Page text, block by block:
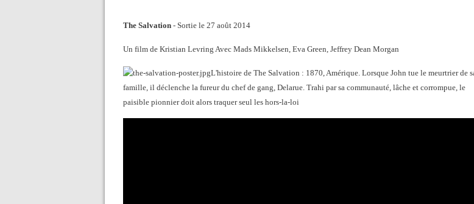
The Salvation - Sortie le 27 août 2014
Un film de Kristian Levring Avec Mads Mikkelsen, Eva Green, Jeffrey Dean Morgan
L'histoire de The Salvation : 1870, Amérique. Lorsque John tue le meurtrier de
famille, il déclenche la fureur du chef de gang, Delarue. Trahi par sa communauté, lâche et corrompue, le
paisible pionnier doit alors traquer seul les hors-la-loi